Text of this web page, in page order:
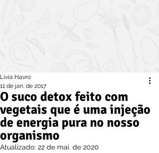
O suco detox feito com
vegetais que é uma injeção
de energia pura no nosso
organismo
Livia Havro
11 de jan. de 2017
Atualizado: 22 de mai. de 2020